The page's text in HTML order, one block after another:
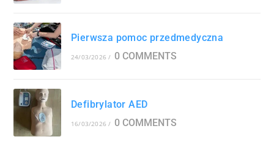
Pierwsza pomoc przedmedyczna
24/03/2026 / 0 COMMENTS
Defibrylator AED
16/03/2026 / 0 COMMENTS